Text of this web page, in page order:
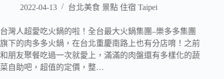
2022-04-13 台北美食 景點 住宿 Taipei
台灣人超愛吃火鍋的啦！全台最大火鍋集團–樂多多集團
旗下的肉多多火鍋，在台北重慶南路上也有分店唷！之前
和朋友聚餐吃過一次就愛上，滿滿的肉盤還有多樣化的蔬
菜自助吧，超值的定價，整…